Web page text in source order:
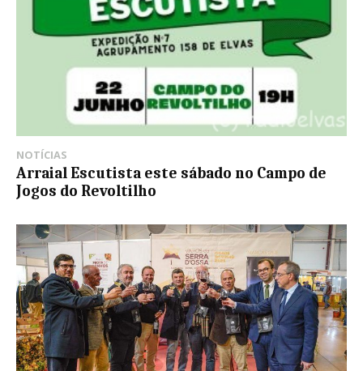
NOTÍCIAS
Arraial Escutista este sábado no Campo de
Jogos do Revoltilho